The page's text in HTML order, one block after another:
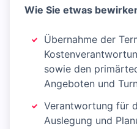
Wie Sie etwas
Übernahme der
sowie den
Angeboten und
Verantwortung für
Auslegung und